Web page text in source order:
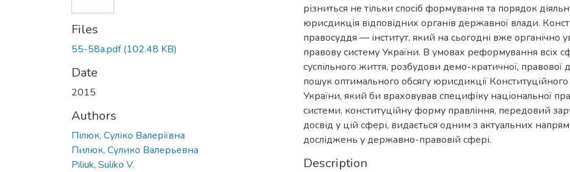
Files
55-58a.pdf(102.48 KB)
Date
2015
Authors
Пілюк, Суліко Валеріївна
Пилюк, Сулико Валерьевна
Piliuk, Suliko V.
різниться не тільки спосіб формування та порядок
юрисдикція відповідних органів державної влади.
правосуддя — інститут, який на сьогодні вже органічно
правову систему України. В умовах реформування всіх
суспільного життя, розбудови демо-кратичної, правової
пошук оптимального обсягу юрисдикції
України, який би враховував специфіку національної
системи, конституційну форму правління, передовий
досвід у цій сфері, видається одним з актуальних
досліджень у державно-правовій сфері.
Description